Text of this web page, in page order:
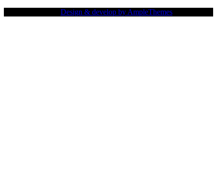
Design & develop by AmpleThemes